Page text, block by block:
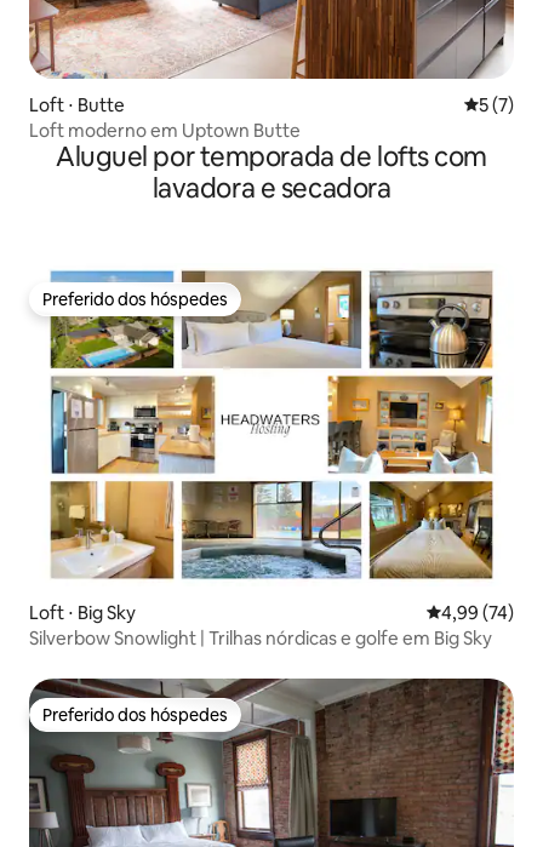
Loft ⋅ Butte 5 de
5 (7)
Loft moderno em Uptown Butte
Aluguel por temporada de lofts com
lavadora e secadora
Preferido dos hóspedes
Preferido dos hóspedes
Loft ⋅ Big Sky 4,99 de uma
4,99 (74)
Silverbow Snowlight | Trilhas nórdicas e golfe em Big Sky
Preferido dos hóspedes
Preferido dos hóspedes